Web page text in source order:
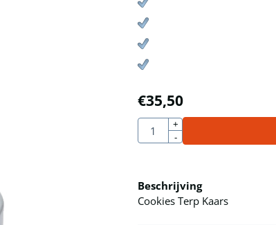
€35,50
Aantal
+
-
Beschrijving
Cookies Terp Kaars